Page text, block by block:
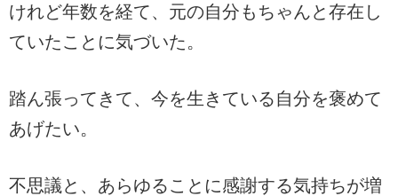
けれど年数を経て、元の自分もちゃんと存在し
ていたことに気づいた。
踏ん張ってきて、今を生きている自分を褒めて
あげたい。
不思議と、あらゆることに感謝する気持ちが増